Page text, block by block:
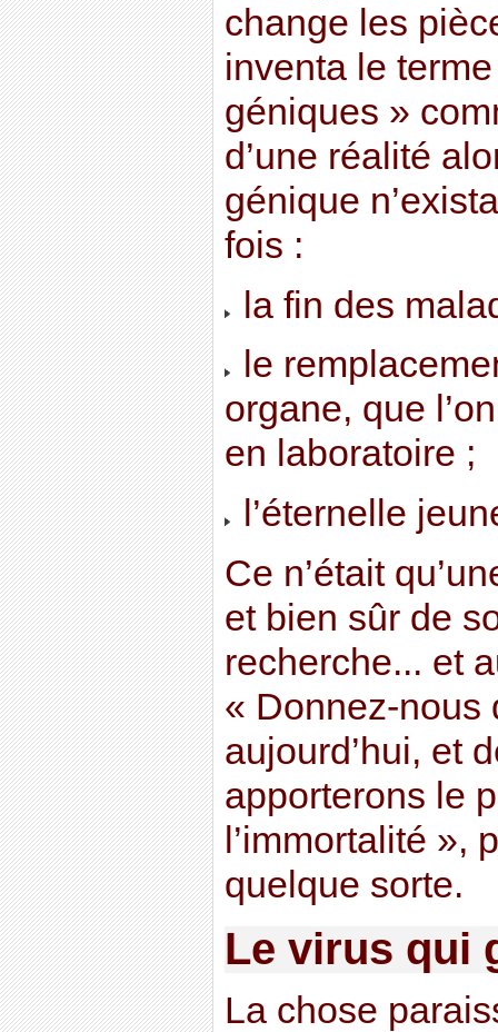
change les
inventa le
géniques »
d’une réalité
génique
fois :
la fin des
le
organe, que
en laboratoire ;
l’éternelle
Ce n’était
et bien sûr de
recherche... et
« Donnez-nous
aujourd’hui, et
apporterons le
l’immortalité »,
quelque sorte.
Le virus qui
La chose